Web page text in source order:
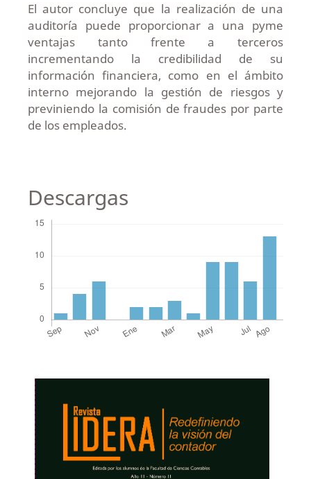
El autor concluye que la realización de una
auditoría puede proporcionar a una pyme
ventajas tanto frente a terceros
incrementando la credibilidad de su
información financiera, como en el ámbito
interno mejorando la gestión de riesgos y
previniendo la comisión de fraudes por parte
de los empleados.
Descargas